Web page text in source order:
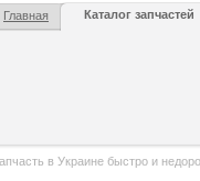
Главная Каталог запчастей
в Украине быстро и